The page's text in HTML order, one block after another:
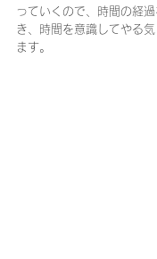
っていくので、時間の経
き、時間を意識してやる
ます。